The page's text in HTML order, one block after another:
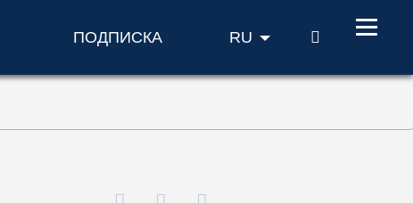
ПОДПИСКА RU ПОИСК